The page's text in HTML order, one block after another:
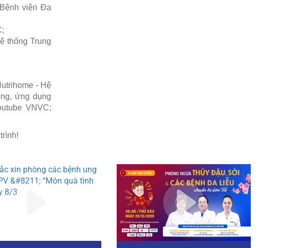
viện Đa
;
thống Trung
- Hệ
ứng dụng
VNVC;